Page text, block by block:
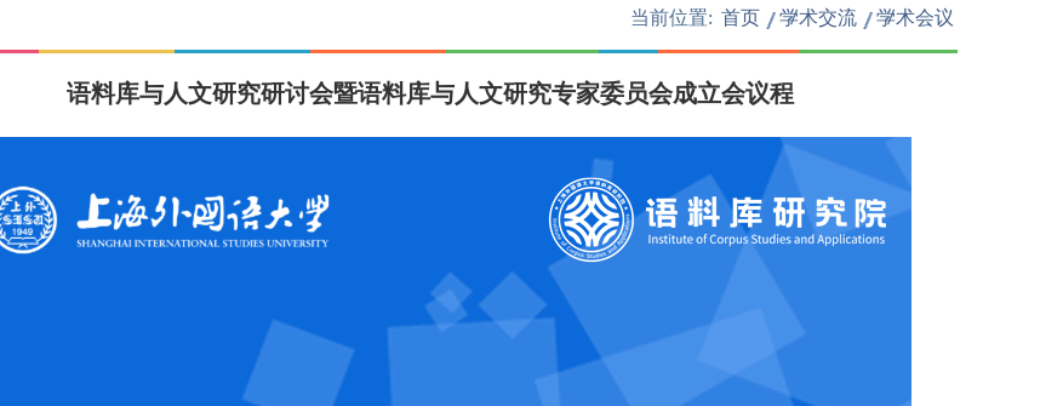
当前位置: 首页 /
学术交流 /
学术会议
语料库与人文研究研讨会暨语料库与人文研究专家委员会成立会议程